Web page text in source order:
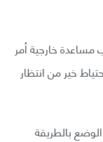
خارجية أمر
خير من انتظار
بالطريقة